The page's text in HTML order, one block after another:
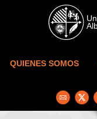
Skip to main content
QUIENES SOMOS